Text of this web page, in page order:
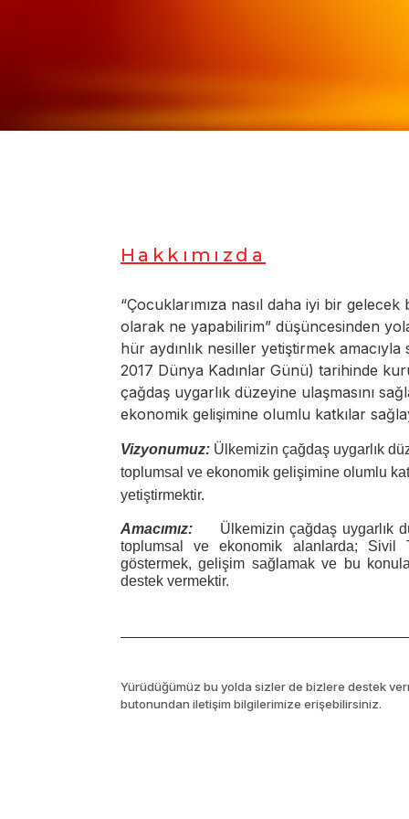
Hakkımızda
“Çocuklarımıza nasıl daha iyi bir
olarak ne yapabilirim” düşüncesinden
hür aydınlık nesiller yetiştirmek
2017 Dünya Kadınlar Günü) tarihinde
çağdaş uygarlık düzeyine ulaşmasını
ekonomik gelişimine olumlu katkılar
Vizyonumuz: Ülkemizin çağdaş uygarlık
toplumsal ve ekonomik gelişimine olumlu
yetiştirmektir.
Amacımız:
Ülkemizin çağdaş uygarlık
toplumsal ve ekonomik alanlarda; Sivil
göstermek, gelişim sağlamak ve bu
destek vermektir.
Yürüdüğümüz bu yolda sizler de bizlere destek
butonundan iletişim bilgilerimize erişebilirsiniz.